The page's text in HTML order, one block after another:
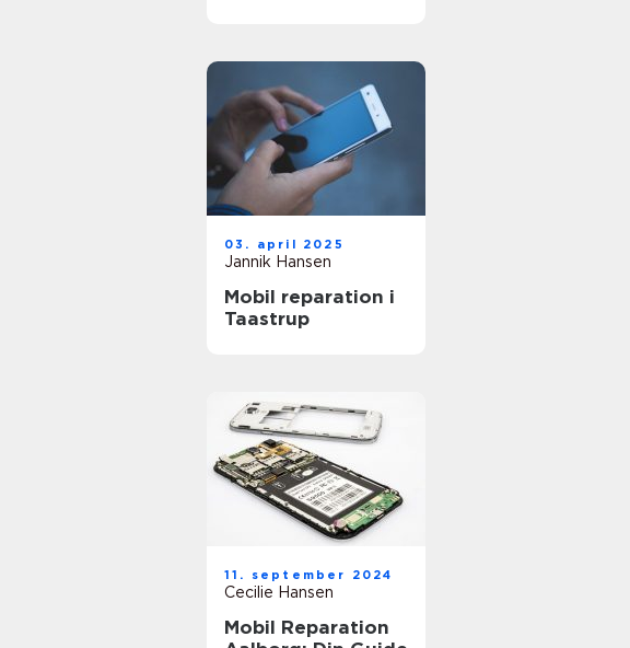
03. april 2025
Jannik Hansen
Mobil reparation i
Taastrup
11. september 2024
Cecilie Hansen
Mobil Reparation